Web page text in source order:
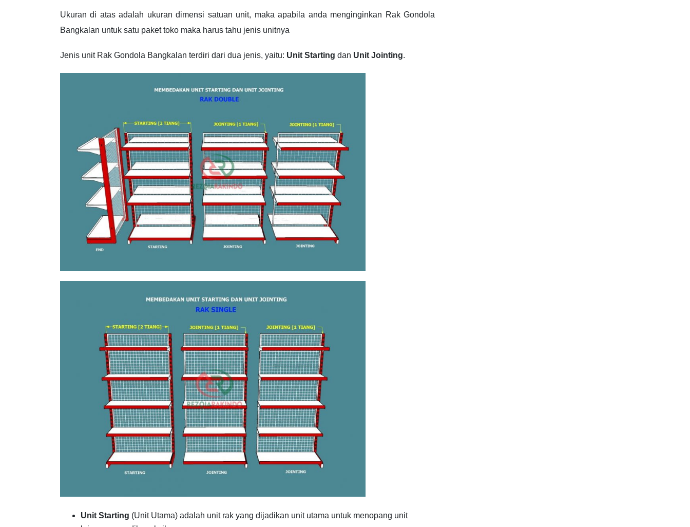
Ukuran di atas adalah ukuran dimensi satuan unit, maka apabila anda menginginkan Rak Gondola
Bangkalan untuk satu paket toko maka harus tahu jenis unitnya
Jenis unit Rak Gondola Bangkalan terdiri dari dua jenis, yaitu: Unit Starting dan Unit Jointing.
Unit Starting (Unit Utama) adalah unit rak yang dijadikan unit utama untuk menopang unit